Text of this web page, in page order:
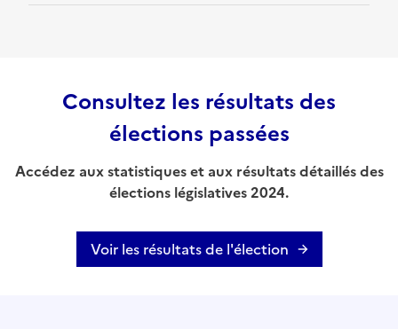
Consultez les résultats des
élections passées
Accédez aux statistiques et aux résultats détaillés des
élections législatives 2024.
Voir les résultats de l'élection